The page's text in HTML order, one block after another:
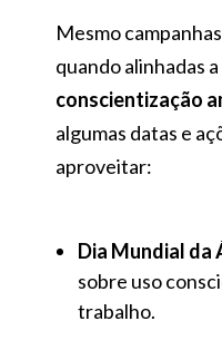
Mesmo
quando alinhadas a
conscientização
algumas datas e
aproveitar:
Dia Mundial da
sobre uso
trabalho.